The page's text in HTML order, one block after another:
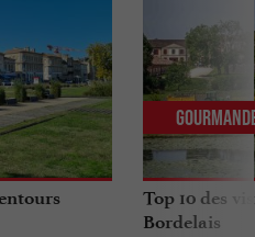
Top 10 des
Bordelais